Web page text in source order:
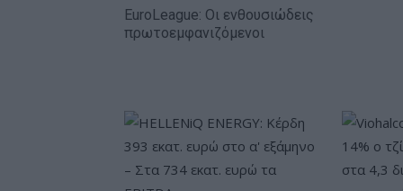
EuroLeague: Οι ενθουσιώδεις
πρωτοεμφανιζόμενοι